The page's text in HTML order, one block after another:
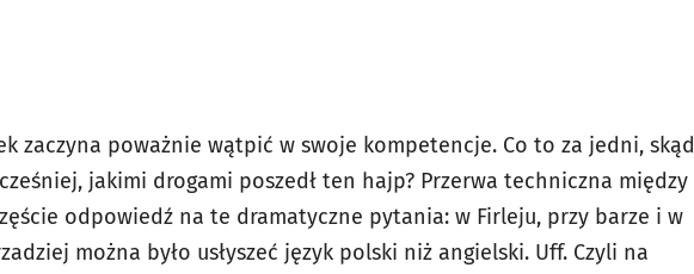
zaczyna poważnie wątpić w swoje kompetencje. Co to za jedni, skąd
jakimi drogami poszedł ten hajp? Przerwa techniczna między
odpowiedź na te dramatyczne pytania: w Firleju, przy barze i w
można było usłyszeć język polski niż angielski. Uff. Czyli na